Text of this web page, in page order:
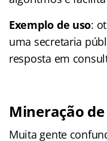
Exemplo de uso:
uma secretaria
resposta em
Mineração
Muita gente